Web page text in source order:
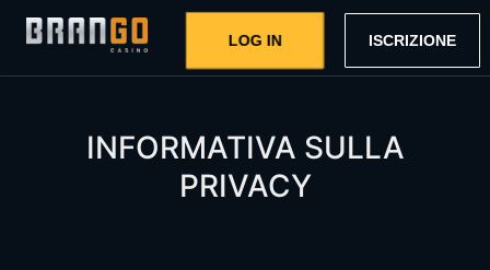
LOG IN ISCRIZIONE
INFORMATIVA SULLA
PRIVACY